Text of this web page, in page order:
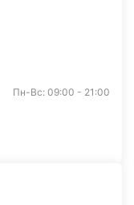
Пн-Вс: 09:00 - 21:00